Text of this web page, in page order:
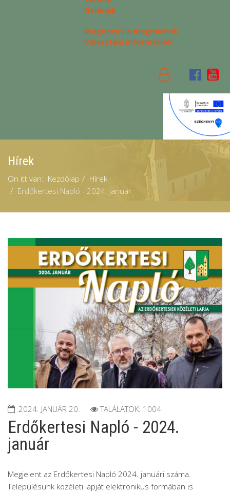
Galériák
Magoncot a magoncnak
Választási információk
Hírek
Ön itt van: Kezdőlap
Hírek
Erdőkertesi Napló - 2024. január
2024. JANUÁR 20. TALÁLATOK: 1004
Erdőkertesi Napló - 2024.
január
Megjelent az Erdőkertesi Napló 2024. januári száma.
Településünk közéleti lapját elektronikus formában is